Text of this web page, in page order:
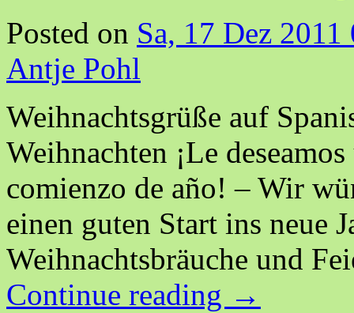
Posted on Sa, 17 Dez 2011
Antje Pohl
Weihnachtsgrüße auf
Weihnachten ¡Le
comienzo de año! – Wir
einen guten Start ins neue
Weihnachtsbräuche und
Continue reading →